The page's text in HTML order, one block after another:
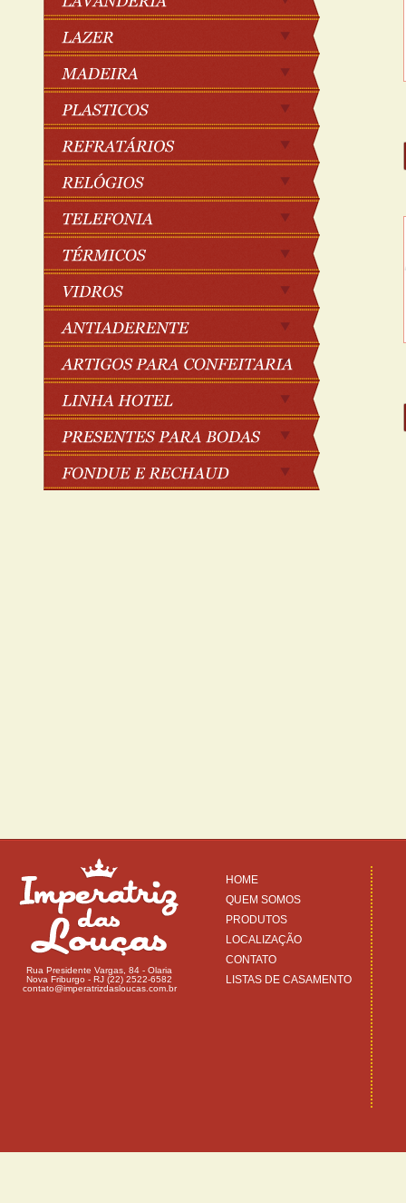
Rua Presidente Vargas, 84 - Olaria
Nova Friburgo - RJ (22) 2522-6582
contato@imperatrizdasloucas.com.br
HOME
QUEM SOMOS
PRODUTOS
LOCALIZAÇÃO
CONTATO
LISTAS DE CASAMENTO